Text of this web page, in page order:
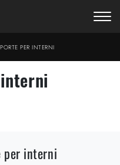
PORTE PER INTERNI
per interni